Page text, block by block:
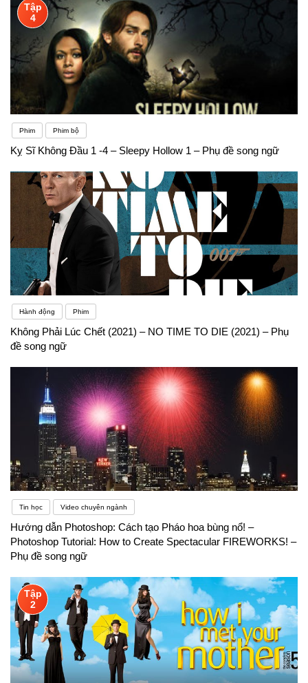
Tập
4
Phim Phim bộ
Kỵ Sĩ Không Đầu 1 -4 – Sleepy Hollow 1 – Phụ đề song ngữ
Hành động Phim
Không Phải Lúc Chết (2021) – NO TIME TO DIE (2021) – Phụ
đề song ngữ
Tin học Video chuyên ngành
Hướng dẫn Photoshop: Cách tạo Pháo hoa bùng nổ! –
Photoshop Tutorial: How to Create Spectacular FIREWORKS! –
Phụ đề song ngữ
Tập
2